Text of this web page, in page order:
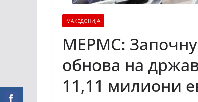
МАКЕДОНИЈА
МЕРМС:
обнова на
11,11 милиони